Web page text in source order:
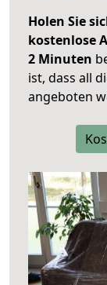
Holen Sie
kostenlose
2 Minuten
ist, dass all
angeboten